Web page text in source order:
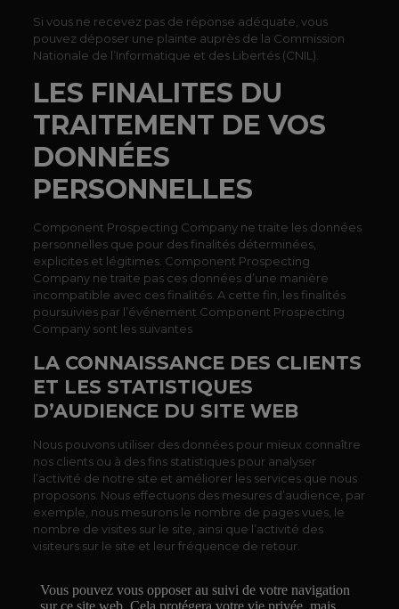
Si vous ne recevez pas de réponse adéquate, vous
pouvez déposer une plainte auprès de la Commission
Nationale de l’Informatique et des Libertés (CNIL).
LES FINALITES DU
TRAITEMENT DE VOS
DONNÉES
PERSONNELLES
Component Prospecting Company ne traite les données
personnelles que pour des finalités déterminées,
explicites et légitimes. Component Prospecting
Company ne traite pas ces données d’une manière
incompatible avec ces finalités. A cette fin, les finalités
poursuivies par l’événement Component Prospecting
Company sont les suivantes
LA CONNAISSANCE DES CLIENTS
ET LES STATISTIQUES
D’AUDIENCE DU SITE WEB
Nous pouvons utiliser des données pour mieux connaître
nos clients ou à des fins statistiques pour analyser
l’activité de notre site et améliorer les services que nous
proposons. Nous effectuons des mesures d’audience, par
exemple, nous mesurons le nombre de pages vues, le
nombre de visites sur le site, ainsi que l’activité des
visiteurs sur le site et leur fréquence de retour.